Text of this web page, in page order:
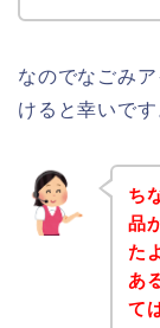
なのでなごみ
けると幸いです
ち
品
た
あ
て